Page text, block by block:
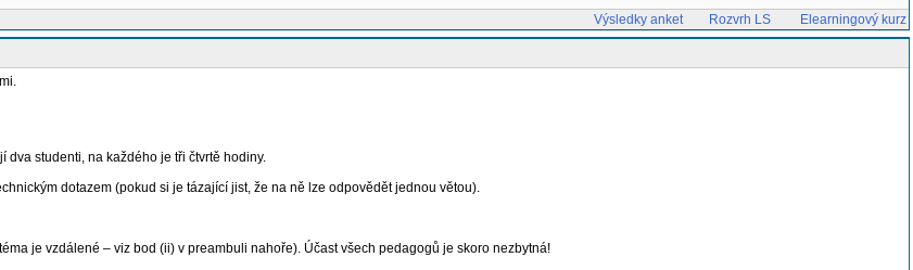
Výsledky anket Rozvrh LS Elearningový kurz
dva studenti, na každého je tři čtvrtě hodiny.
dotazem (pokud si je tázající jist, že na ně lze odpovědět jednou větou).
je vzdálené – viz bod (ii) v preambuli nahoře). Účast všech pedagogů je skoro nezbytná!